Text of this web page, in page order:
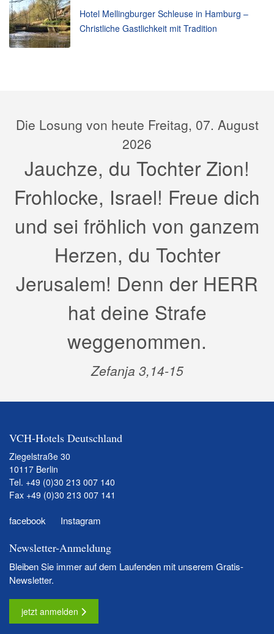
Hotel Mellingburger Schleuse in Hamburg –
Christliche Gastlichkeit mit Tradition
Die Losung von heute Freitag, 07. August
2026
Jauchze, du Tochter Zion!
Frohlocke, Israel! Freue dich
und sei fröhlich von ganzem
Herzen, du Tochter
Jerusalem! Denn der HERR
hat deine Strafe
weggenommen.
Zefanja 3,14-15
VCH-Hotels Deutschland
Ziegelstraße 30
10117 Berlin
Tel. +49 (0)30 213 007 140
Fax +49 (0)30 213 007 141
facebook Instagram
Newsletter-Anmeldung
Bleiben Sie immer auf dem Laufenden mit unserem Gratis-
Newsletter.
jetzt anmelden